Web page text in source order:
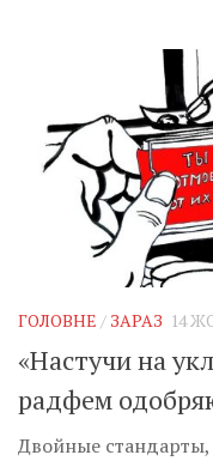
ГОЛОВНЕ / ЗАРАЗ 14
«Настучи на
радфем
Двойные стандарты,